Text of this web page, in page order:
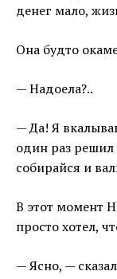
денег мало,
Она будто
— Надоела?..
— Да! Я
один раз решил
собирайся и
В этот момент
просто хотел,
— Ясно, —